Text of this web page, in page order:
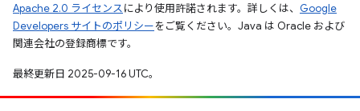
Apache 2.0 ライセンスにより使用許諾されます。詳しくは、 Google
Developers サイトのポリシーをご覧ください。Java は Oracle および
関連会社の登録商標です。
最終更新日 2025-09-16 UTC。